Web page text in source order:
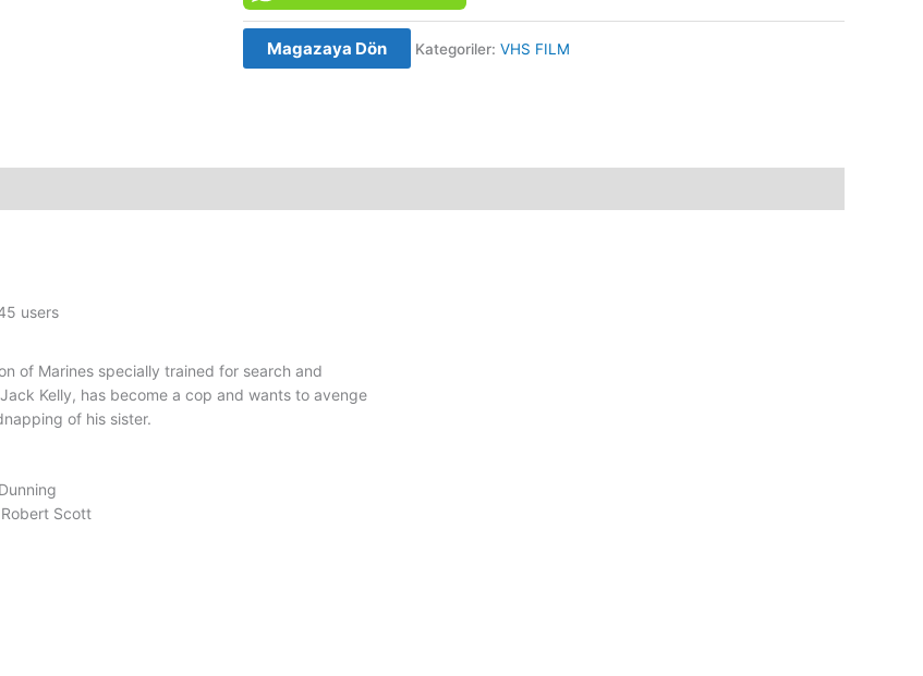
Eater
(1989)
Orjinal
adet
Magazaya Dön Kategoriler: VHS FILM
users
of Marines specially trained for search and
Kelly, has become a cop and wants to avenge
of his sister.
Scott